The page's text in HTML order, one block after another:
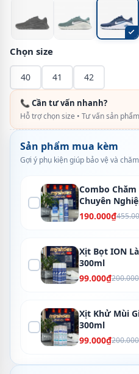
Chọn size
40 41 42
📞 Cần tư vấn nhanh?
Hỗ trợ chọn size • Tư vấn sản phẩm
Sản phẩm mua kèm
Gợi ý phụ kiện giúp bảo vệ và
Combo Chăm
Chuyên
190.000₫
Xịt Bọt ION
300ml
99.000₫
Xịt Khử Mùi
300ml
99.000₫